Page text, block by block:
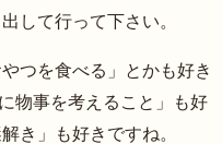
して行って下さい。
つを食べる」とかも好き
物事を考えること」も好
き」も好きですね。